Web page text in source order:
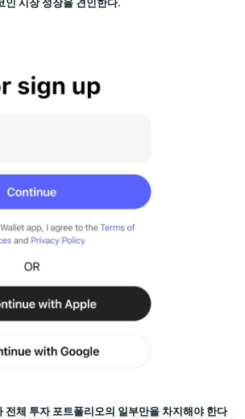
전체 투자 포트폴리오의 일부만을 차지해야 한다